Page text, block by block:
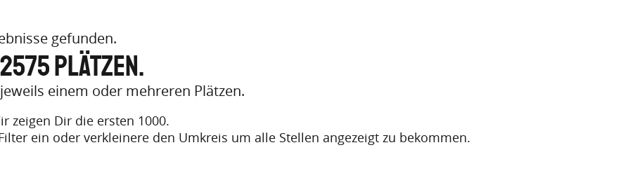
gefunden.
Plätzen.
einem oder mehreren Plätzen.
zeigen Dir die ersten 1000.
ein oder verkleinere den Umkreis um alle Stellen angezeigt zu bekommen.